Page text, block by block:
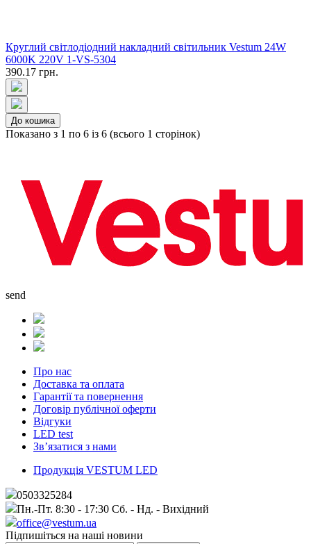
Круглий світлодіодний накладний світильник Vestum 24W
6000K 220V 1-VS-5304
390.17 грн.
До кошика
Показано з 1 по 6 із 6 (всього 1 сторінок)
send
Про нас
Доставка та оплата
Гарантії та повернення
Договір публічної оферти
Вiдгуки
LED test
Зв’язатися з нами
Продукція VESTUM LED
0503325284
Пн.-Пт. 8:30 - 17:30 Сб. - Нд. - Вихiдний
office@vestum.ua
Підпишіться на наші новини